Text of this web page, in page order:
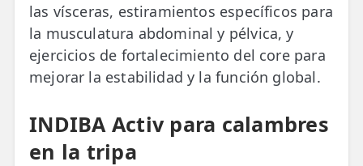
las vísceras, estiramientos específicos para
la musculatura abdominal y pélvica, y
ejercicios de fortalecimiento del core para
mejorar la estabilidad y la función global.
INDIBA Activ para calambres
en la tripa